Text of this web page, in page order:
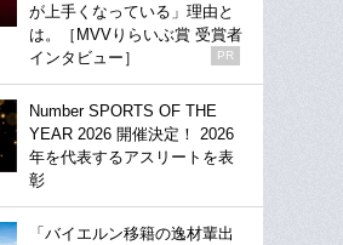
が上手くなっている」理由と
は。［MVVりらいぶ賞 受賞者
インタビュー］
PR
Number SPORTS OF THE
YEAR 2026 開催決定！ 2026
年を代表するアスリートを表
彰
「バイエルン移籍の逸材輩出